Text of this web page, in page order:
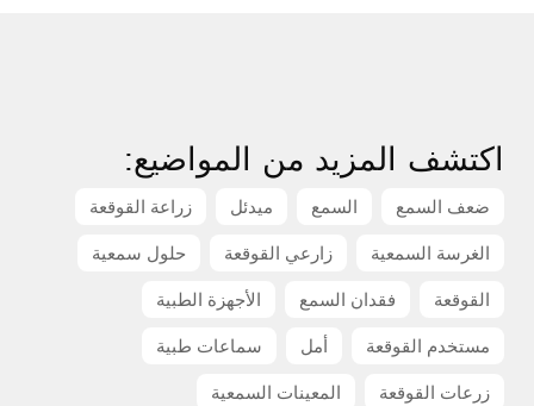
اكتشف المزيد من المواضيع:
ضعف السمع السمع ميدئل
زراعة القوقعة
الغرسة السمعية
زارعي القوقعة
حلول سمعية
القوقعة
فقدان السمع
الأجهزة الطبية
مستخدم القوقعة
أمل
سماعات طبية
زرعات القوقعة
المعينات السمعية